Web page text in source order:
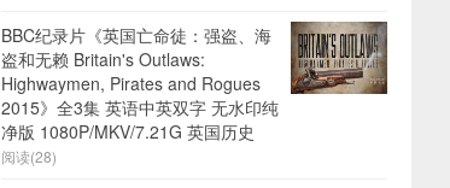
BBC纪录片《英国亡命徒：强盗、海
盗和无赖 Britain's Outlaws:
Highwaymen, Pirates and Rogues
2015》全3集 英语中英双字 无水印纯
净版 1080P/MKV/7.21G 英国历史
阅读(28)